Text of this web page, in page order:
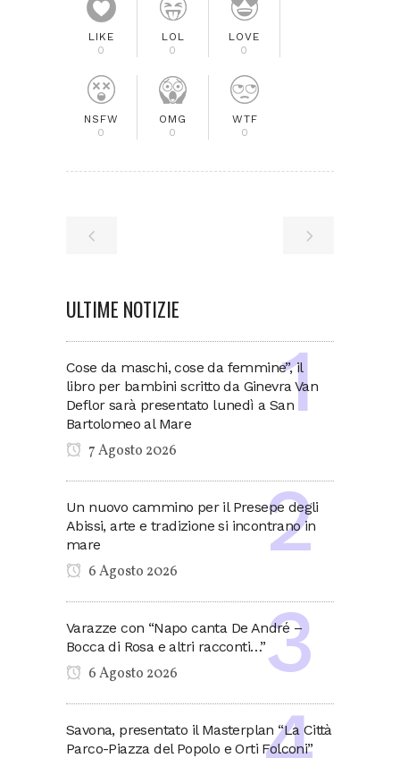
LIKE
0
LOL
0
LOVE
0
NSFW
0
OMG
0
WTF
0
ULTIME NOTIZIE
Cose da maschi, cose da femmine”, il
libro per bambini scritto da Ginevra Van
Deflor sarà presentato lunedì a San
Bartolomeo al Mare
7 Agosto 2026
Un nuovo cammino per il Presepe degli
Abissi, arte e tradizione si incontrano in
mare
6 Agosto 2026
Varazze con “Napo canta De André –
Bocca di Rosa e altri racconti…”
6 Agosto 2026
Savona, presentato il Masterplan “La Città
Parco-Piazza del Popolo e Orti Folconi”